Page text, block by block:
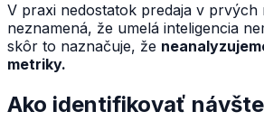
V praxi nedostatok predaja v prvých
neznamená, že umelá inteligencia
skôr to naznačuje, že
metriky.
Ako identifikovať